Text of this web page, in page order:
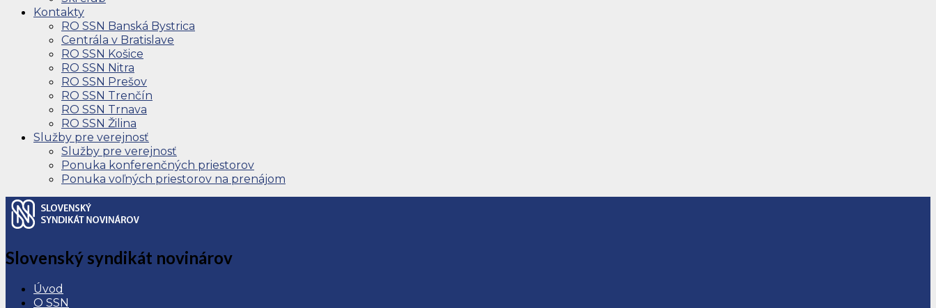
Kontakty
RO SSN Banská Bystrica
Centrála v Bratislave
RO SSN Košice
RO SSN Nitra
RO SSN Prešov
RO SSN Trenčín
RO SSN Trnava
RO SSN Žilina
Služby pre verejnosť
Služby pre verejnosť
Ponuka konferenčných priestorov
Ponuka voľných priestorov na prenájom
Slovenský syndikát novinárov
Úvod
O SSN